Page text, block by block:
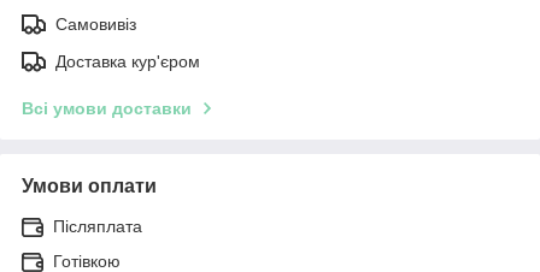
Самовивіз
Доставка кур'єром
Всі умови доставки
Умови оплати
Післяплата
Готівкою